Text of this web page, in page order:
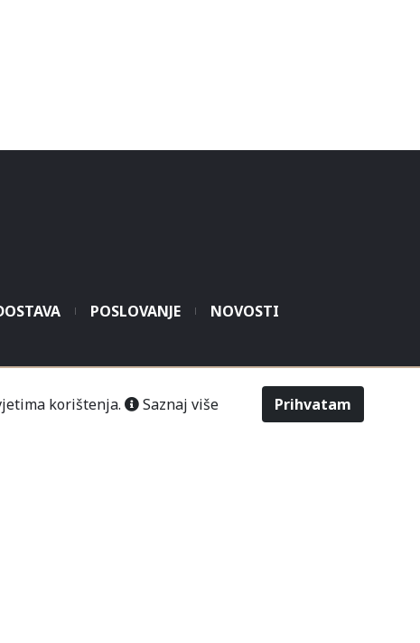
korištenja. Saznaj više Prihvatam
POSLOVANJE NOVOSTI
Čitluk-Međugorje.